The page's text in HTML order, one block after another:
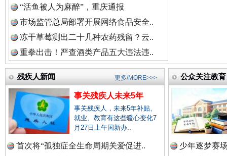
祁连巍巍树丰碑
“活鱼被人为麻醉”，重庆通报
市场监管总局部署开展网络食品安全..
冻干草莓测出二十几种农药残留？云..
重拳出击！严查酒类产品五大违法违..
残疾人新闻
事关残疾人未来5年
事关残疾人，未来5年补贴、
就业、教育有这些暖心变化7
月27日上午国新办..
首次将“孤独症全生命周期关爱促进..
更多/MORE>>> 公众关注教育
少年逐梦赛